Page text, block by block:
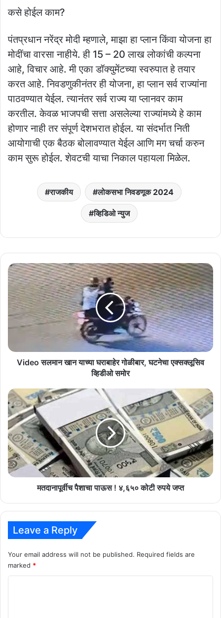
कसे होईल काम?
पंतप्रधान नरेंद्र मोदी म्हणाले, माझा हा प्लान किंवा योजना हा
मोदींचा वारसा नाहीये. ही 15 – 20 लाख लोकांची कल्पना
आहे, विचार आहे. मी एका डॉक्युमेंटच्या स्वरुपात हे तयार
करत आहे. निवडणुकीनंतर ही योजना, हा प्लान सर्व राज्यांना
पाठवण्यात येईल. त्यानंतर सर्व राज्य या प्लानवर काम
करतील. केवळ भाजपची सत्ता असलेल्या राज्यांमध्ये हे काम
होणार नाही तर संपूर्ण देशभरात होईल. या संदर्भात निती
आयोगाची एक बैठक बोलावण्यात येईल आणि मग चर्चा करुन
काम सुरू होईल. शेवटची याचा निकाल पहायला मिळेल.
राजकीय लोकसभा निवडणूक 2024
व्हिडिओ न्युज
Video
सलमान
खान
याच्या
घराबाहेर
गोळीबार,
घटनेचा
व्हिडीओ
समोरVideo सलमान खान याच्या घराबाहेर गोळीबार, घटनेचा एक्सक्लूसिव
व्हिडीओ समोर
मतदानापूर्वीच
पैशाचा
पाऊस
!
४,६५०
कोटी
रुपये
जप्त
मतदानापूर्वीच पैशाचा पाऊस ! ४,६५० कोटी रुपये जप्त
Leave a Reply
Your email address will not be published. Required fields are
marked *